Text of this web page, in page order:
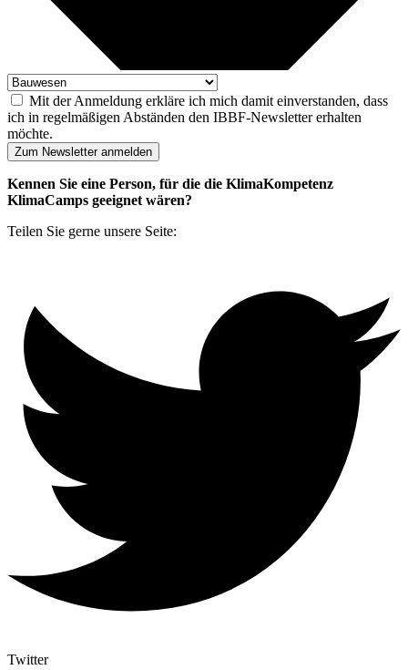
Mit der Anmeldung erkläre ich mich damit einverstanden, dass
ich in regelmäßigen Abständen den IBBF-Newsletter erhalten
möchte.
Zum Newsletter anmelden
Kennen Sie eine Person, für die die KlimaKompetenz
KlimaCamps geeignet wären?
Teilen Sie gerne unsere Seite:
Twitter